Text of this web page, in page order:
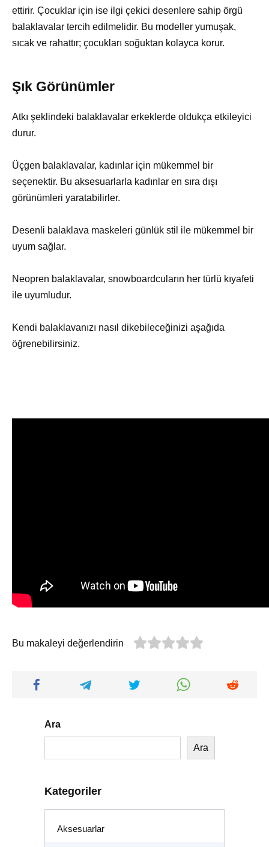
ettirir. Çocuklar için ise ilgi çekici desenlere sahip örgü
balaklavalar tercih edilmelidir. Bu modeller yumuşak,
sıcak ve rahattır; çocukları soğuktan kolayca korur.
Şık Görünümler
Atkı şeklindeki balaklavalar erkeklerde oldukça etkileyici
durur.
Üçgen balaklavalar, kadınlar için mükemmel bir
seçenektir. Bu aksesuarlarla kadınlar en sıra dışı
görünümleri yaratabilirler.
Desenli balaklava maskeleri günlük stil ile mükemmel bir
uyum sağlar.
Neopren balaklavalar, snowboardcuların her türlü kıyafeti
ile uyumludur.
Kendi balaklavanızı nasıl dikebileceğinizi aşağıda
öğrenebilirsiniz.
Bu makaleyi değerlendirin
Ara
Ara
Kategoriler
Aksesuarlar